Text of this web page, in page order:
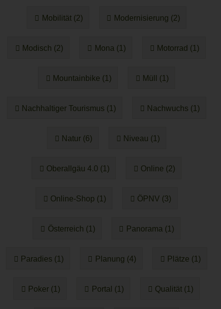
Mobilität (2) Modernisierung (2)
Modisch (2) Mona (1) Motorrad (1)
Mountainbike (1) Müll (1)
Nachhaltiger Tourismus (1) Nachwuchs (1)
Natur (6) Niveau (1)
Oberallgäu 4.0 (1) Online (2)
Online-Shop (1) ÖPNV (3)
Österreich (1) Panorama (1)
Paradies (1) Planung (4) Plätze (1)
Poker (1) Portal (1) Qualität (1)